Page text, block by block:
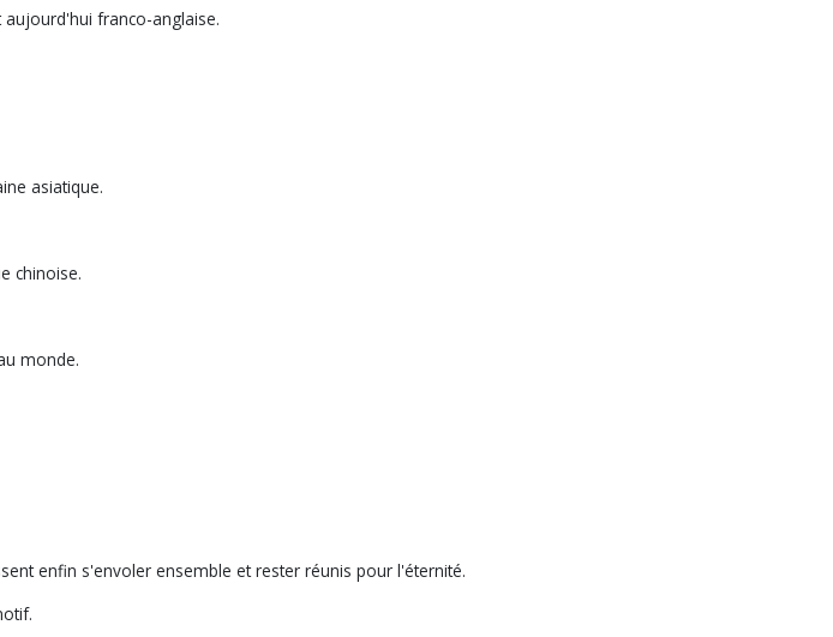
franco-anglaise.
asiatique.
chinoise.
monde.
enfin s'envoler ensemble et rester réunis pour l'éternité.